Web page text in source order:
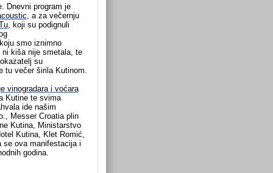
Dnevni program je
, a za večernju
, koji su podignuli
smo iznimno
kiša nije smetala, te
su
tu večer širila Kutinom.
vinogradara i voćara
Kutine te svima
ide našim
Messer Croatia plin
Kutina, Ministarstvo
Kutina, Klet Romić,
se ova manifestacija i
godina.